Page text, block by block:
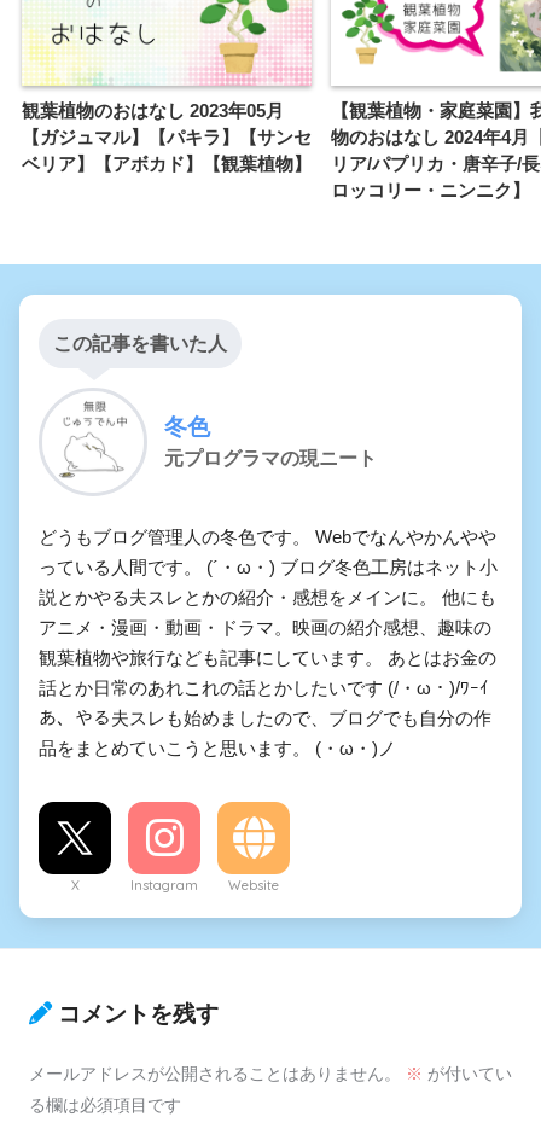
観葉植物のおはなし 2023年05月
【ガジュマル】【パキラ】【サンセ
ベリア】【アボカド】【観葉植物】
【観葉植物・家庭菜園】
物のおはなし 2024年4月
リア/パプリカ・唐辛子/
ロッコリー・ニンニク】
この記事を書いた人
冬色
元プログラマの現ニート
どうもブログ管理人の冬色です。 Webでなんやかんやや
っている人間です。 (´・ω・) ブログ冬色工房はネット小
説とかやる夫スレとかの紹介・感想をメインに。 他にも
アニメ・漫画・動画・ドラマ。映画の紹介感想、趣味の
観葉植物や旅行なども記事にしています。 あとはお金の
話とか日常のあれこれの話とかしたいです (/・ω・)/ﾜｰｲ
あ、やる夫スレも始めましたので、ブログでも自分の作
品をまとめていこうと思います。 (・ω・)ノ
X Instagram Website
コメントを残す
メールアドレスが公開されることはありません。 ※ が付いてい
る欄は必須項目です